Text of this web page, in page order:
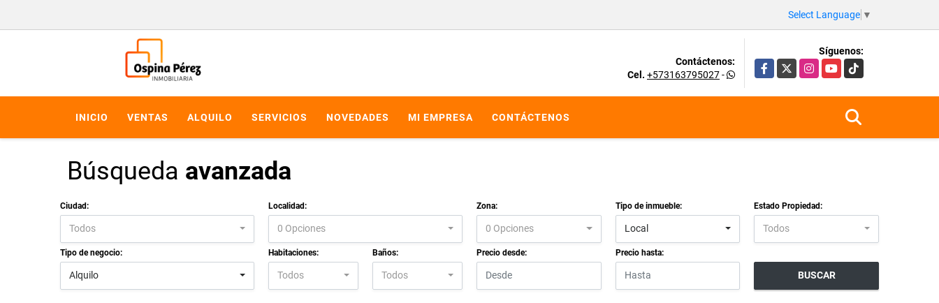
Select Language ▼
Contáctenos:
Cel. +573163795027-
Síguenos:
Facebook
X InstagramYouTubeTikTok
INICIO VENTAS ALQUILO SERVICIOS NOVEDADES MI EMPRESA CONTÁCTENOS
Búsqueda avanzada
Ciudad:
Todos
Localidad:
0 Opciones
Zona:
0 Opciones
Tipo de inmueble:
Local
Estado Propiedad:
Todos
Tipo de negocio:
Alquilo
Habitaciones:
Todos
Baños:
Todos
Precio desde: Precio hasta:
BUSCAR